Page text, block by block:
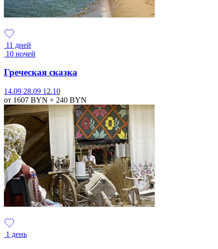
11 дней
10 ночей
Греческая сказка
14.09 28.09 12.10
от 1607 BYN + 240 BYN
1 день